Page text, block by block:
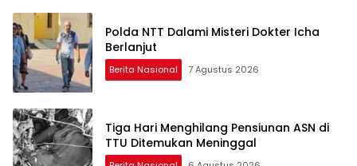
Polda NTT Dalami Misteri Dokter Icha
Berlanjut
Berita Nasional 7 Agustus 2026
Tiga Hari Menghilang Pensiunan ASN di
TTU Ditemukan Meninggal